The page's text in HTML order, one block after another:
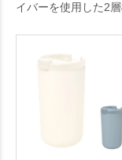
イバーを使用した2層
イバーはプラスチッ
に軽く、丈夫で割れ
長くお使いいただけ
クセントとなりお洒